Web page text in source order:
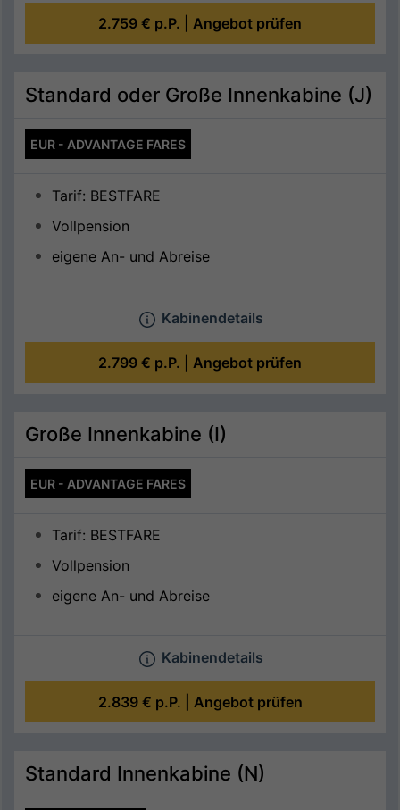
2.759 € p.P. | Angebot prüfen
Standard oder Große Innenkabine (J)
EUR - ADVANTAGE FARES
Tarif: BESTFARE
Vollpension
eigene An- und Abreise
Kabinendetails
2.799 € p.P. | Angebot prüfen
Große Innenkabine (I)
EUR - ADVANTAGE FARES
Tarif: BESTFARE
Vollpension
eigene An- und Abreise
Kabinendetails
2.839 € p.P. | Angebot prüfen
Standard Innenkabine (N)